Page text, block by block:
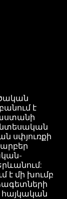
է
սփյուռքի
է մի խումբ
հայկական